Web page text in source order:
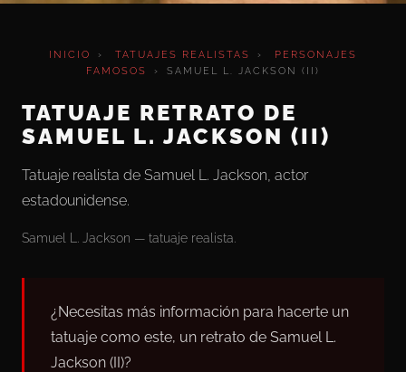
INICIO › TATUAJES REALISTAS ›
PERSONAJES
FAMOSOS
› SAMUEL L. JACKSON (II)
TATUAJE RETRATO DE
SAMUEL L. JACKSON (II)
Tatuaje realista de Samuel L. Jackson, actor
estadounidense.
Samuel L. Jackson — tatuaje realista.
¿Necesitas más información para hacerte un
tatuaje como este, un retrato de Samuel L.
Jackson (II)?